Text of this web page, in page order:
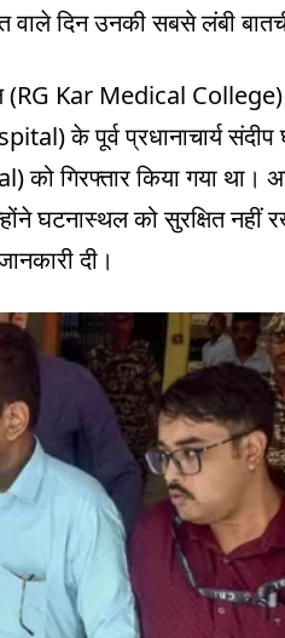
दिन उनकी सबसे लंबी
Kar Medical College)
के पूर्व प्रधानाचार्य
गिरफ्तार किया गया था।
घटनास्थल को सुरक्षित नहीं
दी।